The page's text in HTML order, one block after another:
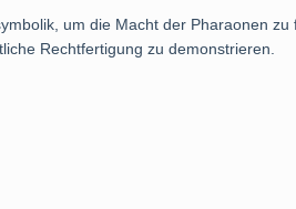
um die Macht der Pharaonen
Rechtfertigung zu demonstrieren.